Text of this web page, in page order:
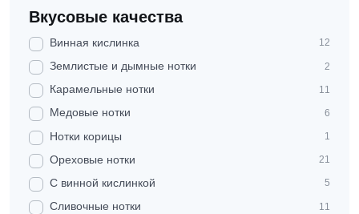
Вкусовые качества
Винная кислинка 12
Землистые и дымные нотки 2
Карамельные нотки 11
Медовые нотки 6
Нотки корицы 1
Ореховые нотки 21
С винной кислинкой 5
Сливочные нотки 11